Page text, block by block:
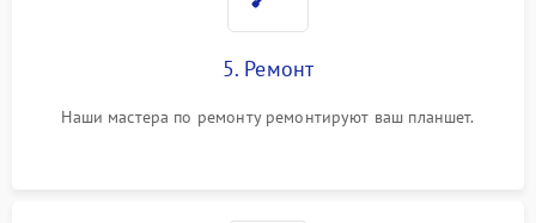
5. Ремонт
Наши мастера по ремонту ремонтируют ваш планшет.